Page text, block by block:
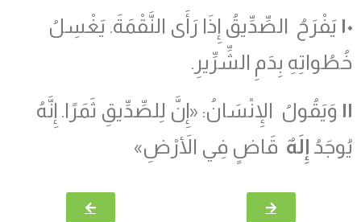
١٠ يَفْرَحُ الصِّدِّيقُ إِذَا رَأَى النَّقْمَةَ. يَغْسِلُ
خُطُواتِهِ بِدَمِ الشِّرِّيرِ.
١١ وَيَقُولُ الإِنْسَانُ: «إِنَّ لِلصِّدِّيقِ ثَمَرًا. إِنَّهُ
يُوجَدُ إِلَهٌ قَاضٍ فِي الأَرْضِ»